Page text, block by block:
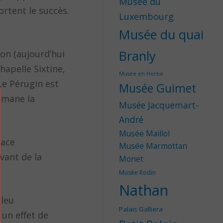
le succès.
(aujourd’hui
Sixtine,
Pérugin est
la
de la
un effet de
Luxembourg
Musée du quai
Branly
Musée en Herbe
Musée Guimet
Musée Jacquemart-
André
Musée Maillol
Musée Marmottan
Monet
Musée Rodin
Nathan
Palais Galliera